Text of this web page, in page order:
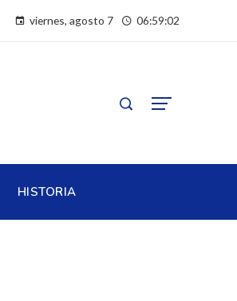
viernes, agosto 7 06:59:03
HISTORIA